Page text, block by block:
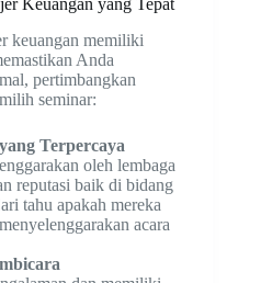
keuangan memiliki
Anda
pertimbangkan
seminar:
Terpercaya
oleh lembaga
reputasi baik di bidang
tahu apakah mereka
acara